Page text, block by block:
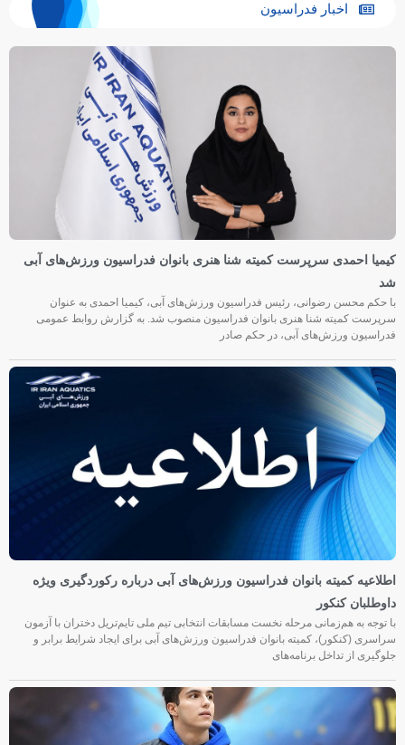
اخبار فدراسیون
کیمیا احمدی سرپرست کمیته شنا هنری بانوان فدراسیون ورزش‌های آبی
شد
با حکم محسن رضوانی، رئیس فدراسیون ورزش‌های آبی، کیمیا احمدی به عنوان
سرپرست کمیته شنا هنری بانوان فدراسیون منصوب شد. به گزارش روابط عمومی
فدراسیون ورزش‌های آبی، در حکم صادر
اطلاعیه کمیته بانوان فدراسیون ورزش‌های آبی درباره رکوردگیری ویژه
داوطلبان کنکور
با توجه به هم‌زمانی مرحله نخست مسابقات انتخابی تیم ملی تایم‌تریل دختران با آزمون
سراسری (کنکور)، کمیته بانوان فدراسیون ورزش‌های آبی برای ایجاد شرایط برابر و
جلوگیری از تداخل برنامه‌های